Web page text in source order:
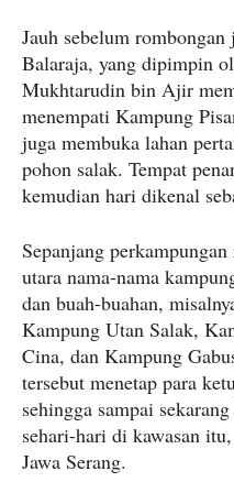
Jauh sebelum
Balaraja, yang dipimpin
Mukhtarudin bin Ajir
menempati Kampung
juga membuka lahan
pohon salak. Tempat
kemudian hari dikenal
Sepanjang
utara nama-nama
dan buah-buahan,
Kampung Utan Salak,
Cina, dan Kampung
tersebut menetap para
sehingga sampai
sehari-hari di kawasan
Jawa Serang.